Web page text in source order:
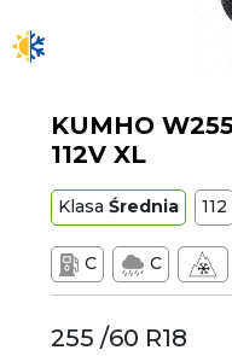
KUMHO
112V XL
KlasaŚrednia 112
C C
255 /60 R18